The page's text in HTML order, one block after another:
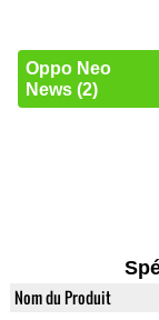
Oppo Neo
News (2)
Nom du Produit